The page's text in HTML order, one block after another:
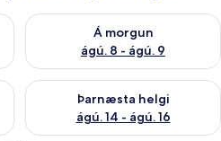
- ágú. 8
Á morgun
ágú. 8 - ágú. 9
Athuga framboð á morgun
7 - ágú. 9
Þarnæsta helgi
ágú. 14 - ágú. 16
Athuga framboð þarnæstu